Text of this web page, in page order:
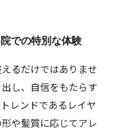
での特別な体験
るだけではありませ
し、自信をもたらす
レンドであるレイヤ
や髪質に応じてアレ